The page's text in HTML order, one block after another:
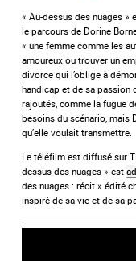
« Au-dessus des nuages »
le parcours de Dorine
« une femme comme les
amoureux ou trouver un
divorce qui l’oblige à
handicap et de sa passion
rajoutés, comme la fugue
besoins du scénario, mais
qu’elle voulait transmettre.
Le téléfilm est diffusé sur
dessus des nuages » est
des nuages : récit » édité
inspiré de sa vie et de sa